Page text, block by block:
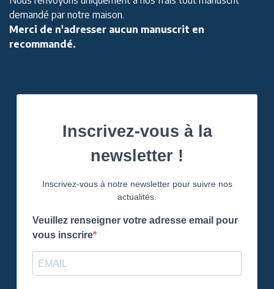
demandé par notre maison.
Merci de n'adresser aucun manuscrit en
recommandé.
Inscrivez-vous à la
newsletter !
Inscrivez-vous à notre newsletter pour suivre nos
actualités.
Veuillez renseigner votre adresse email pour
vous inscrire